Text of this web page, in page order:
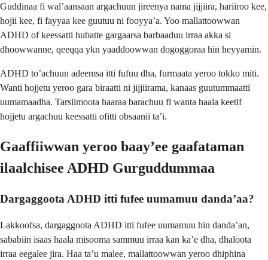
Guddinaa fi walʼaansaan argachuun jireenya nama jijjiira, hariiroo kee,
hojii kee, fi fayyaa kee guutuu ni fooyyaʼa. Yoo mallattoowwan
ADHD of keessatti hubatte gargaarsa barbaaduu irraa akka si
dhoowwanne, qeeqqa ykn yaaddoowwan dogoggoraa hin heyyamin.
ADHD toʼachuun adeemsa itti fufuu dha, furmaata yeroo tokko miti.
Wanti hojjetu yeroo gara biraatti ni jijjiirama, kanaas guutummaatti
uumamaadha. Tarsiimoota haaraa barachuu fi wanta haala keetif
hojjetu argachuu keessatti ofitti obsaanii taʼi.
Gaaffiiwwan yeroo baayʼee gaafataman
ilaalchisee ADHD Gurguddummaa
Dargaggoota ADHD itti fufee uumamuu dandaʼaa?
Lakkoofsa, dargaggoota ADHD itti fufee uumamuu hin dandaʼan,
sababiin isaas haala misooma sammuu irraa kan kaʼe dha, dhaloota
irraa eegalee jira. Haa taʼu malee, mallattoowwan yeroo dhiphina